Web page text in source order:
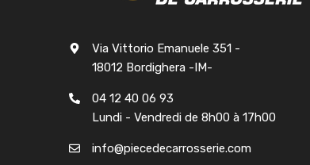
Via Vittorio Emanuele 351 -
18012 Bordighera -IM-
04 12 40 06 93
Lundi - Vendredi de 8h00 à 17h00
info@piecedecarrosserie.com